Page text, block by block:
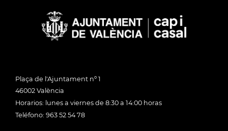
Plaça de l'Ajuntament nº 1
46002 València
Horarios: lunes a viernes de 8:30 a 14:00 horas
Teléfono: 963 52 54 78